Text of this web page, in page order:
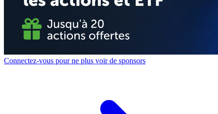
Connectez-vous pour ne plus voir de sponsors